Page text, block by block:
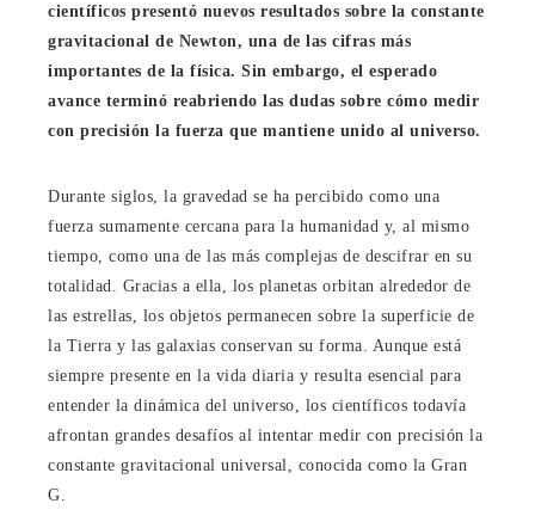
científicos presentó nuevos resultados sobre la constante
gravitacional de Newton, una de las cifras más
importantes de la física. Sin embargo, el esperado
avance terminó reabriendo las dudas sobre cómo medir
con precisión la fuerza que mantiene unido al universo.
Durante siglos, la gravedad se ha percibido como una
fuerza sumamente cercana para la humanidad y, al mismo
tiempo, como una de las más complejas de descifrar en su
totalidad. Gracias a ella, los planetas orbitan alrededor de
las estrellas, los objetos permanecen sobre la superficie de
la Tierra y las galaxias conservan su forma. Aunque está
siempre presente en la vida diaria y resulta esencial para
entender la dinámica del universo, los científicos todavía
afrontan grandes desafíos al intentar medir con precisión la
constante gravitacional universal, conocida como la Gran
G.